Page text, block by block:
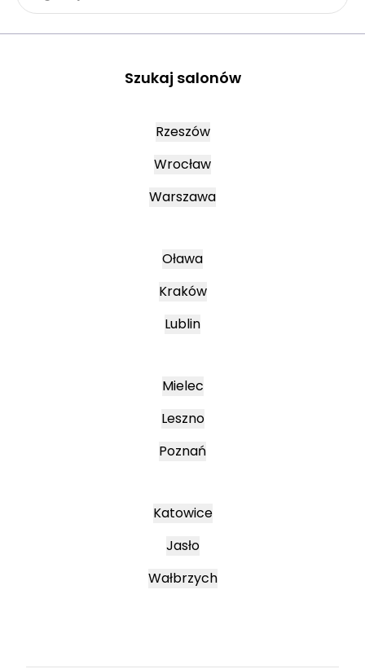
Szukaj salonów
Rzeszów
Wrocław
Warszawa
Oława
Kraków
Lublin
Mielec
Leszno
Poznań
Katowice
Jasło
Wałbrzych